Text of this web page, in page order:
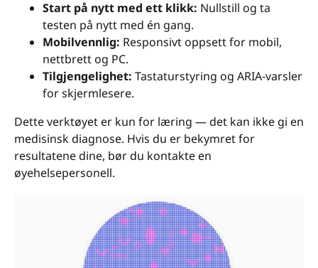
Start på nytt med ett klikk: Nullstill og ta
testen på nytt med én gang.
Mobilvennlig: Responsivt oppsett for mobil,
nettbrett og PC.
Tilgjengelighet: Tastaturstyring og ARIA-varsler
for skjermlesere.
Dette verktøyet er kun for læring — det kan ikke gi en
medisinsk diagnose. Hvis du er bekymret for
resultatene dine, bør du kontakte en
øyehelsepersonell.